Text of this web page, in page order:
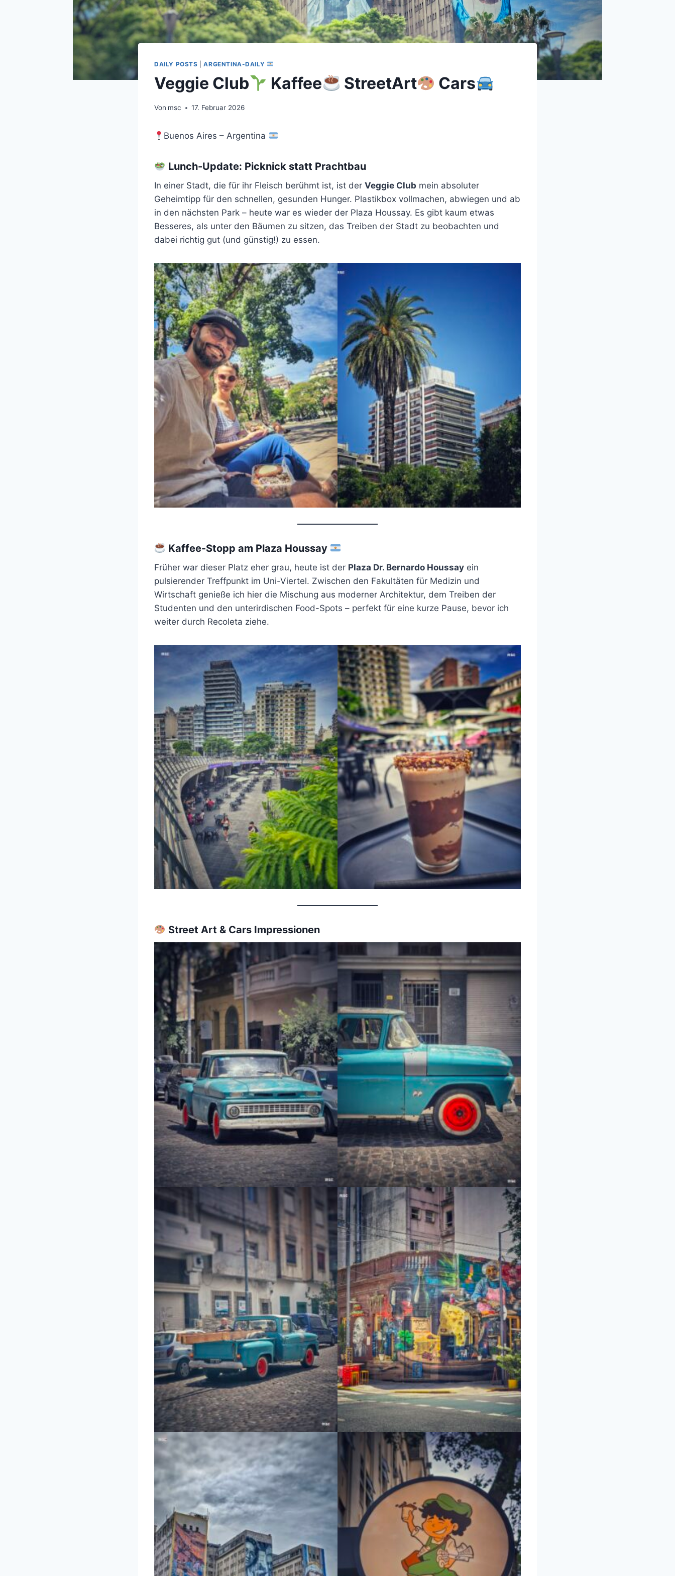
DAILY POSTS |ARGENTINA-DAILY
Veggie Club Kaffee StreetArt Cars
Von msc 17. Februar 2026
Buenos Aires – Argentina
Lunch-Update: Picknick statt Prachtbau
In einer Stadt, die für ihr Fleisch berühmt ist, ist der Veggie Club mein absoluter
Geheimtipp für den schnellen, gesunden Hunger. Plastikbox vollmachen, abwiegen und ab
in den nächsten Park – heute war es wieder der Plaza Houssay. Es gibt kaum etwas
Besseres, als unter den Bäumen zu sitzen, das Treiben der Stadt zu beobachten und
dabei richtig gut (und günstig!) zu essen.
Kaffee-Stopp am Plaza Houssay
Früher war dieser Platz eher grau, heute ist der Plaza Dr. Bernardo Houssay ein
pulsierender Treffpunkt im Uni-Viertel. Zwischen den Fakultäten für Medizin und
Wirtschaft genieße ich hier die Mischung aus moderner Architektur, dem Treiben der
Studenten und den unterirdischen Food-Spots – perfekt für eine kurze Pause, bevor ich
weiter durch Recoleta ziehe.
Street Art & Cars Impressionen